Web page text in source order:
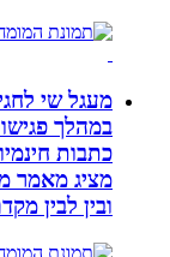
מעגל שי לחגים
במהלך פגישות
כתבות חינמיות
מציג מאמר
ובין לבין מקדם